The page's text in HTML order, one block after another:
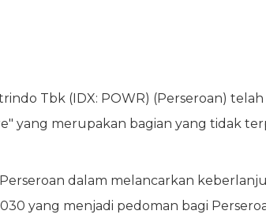
Tbk (IDX: POWR) (Perseroan)
yang merupakan bagian yang tidak
dalam melancarkan
yang menjadi pedoman bagi